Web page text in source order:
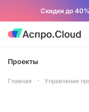
Скидки до
Проекты
Главная Управление